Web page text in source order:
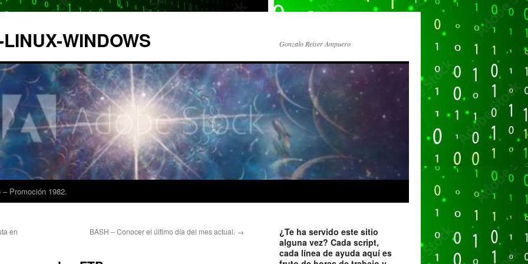
WINDOWS Gonzalo Reiser Ampuero
Promoción 1982.
en
BASH – Conocer el último día del mes actual. →
¿Te ha servido este sitio
alguna vez? Cada script,
cada línea de ayuda aquí es